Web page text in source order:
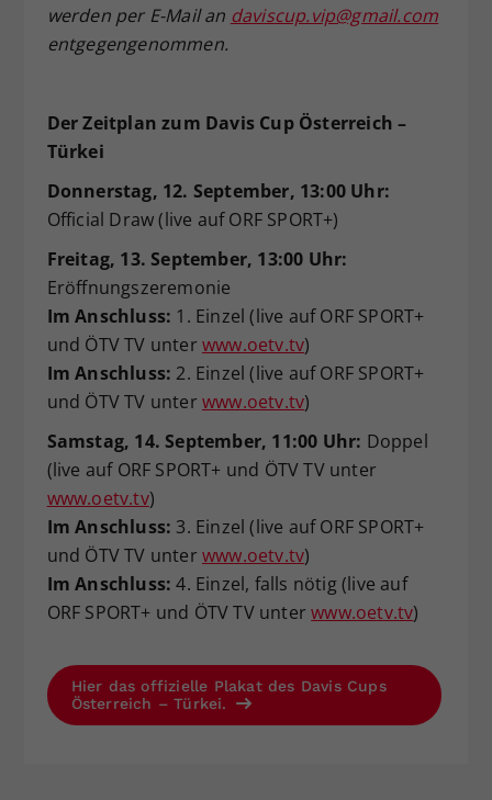
werden per E-Mail an daviscup.vip@gmail.com
entgegengenommen.
Der Zeitplan zum Davis Cup Österreich –
Türkei
Donnerstag, 12. September, 13:00 Uhr:
Official Draw (live auf ORF SPORT+)
Freitag, 13. September, 13:00 Uhr:
Eröffnungszeremonie
Im Anschluss: 1. Einzel (live auf ORF SPORT+
und ÖTV TV unter www.oetv.tv)
Im Anschluss: 2. Einzel (live auf ORF SPORT+
und ÖTV TV unter www.oetv.tv)
Samstag, 14. September, 11:00 Uhr: Doppel
(live auf ORF SPORT+ und ÖTV TV unter
www.oetv.tv)
Im Anschluss: 3. Einzel (live auf ORF SPORT+
und ÖTV TV unter www.oetv.tv)
Im Anschluss: 4. Einzel, falls nötig (live auf
ORF SPORT+ und ÖTV TV unterwww.oetv.tv)
Hier das offizielle Plakat des Davis Cups
Österreich – Türkei.